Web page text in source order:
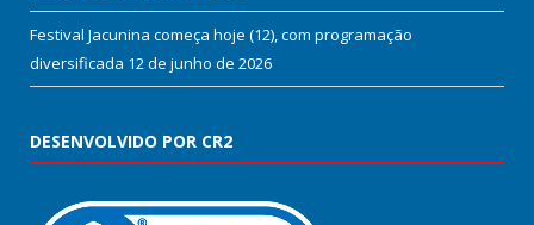
Festival Jacunina começa hoje (12), com programação
diversificada 12 de junho de 2026
DESENVOLVIDO POR CR2